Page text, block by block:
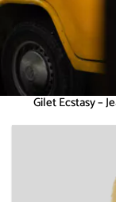
Gilet Ecstasy –